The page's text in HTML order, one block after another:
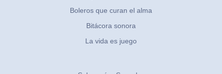
Boleros que curan el alma
Bitácora sonora
La vida es juego